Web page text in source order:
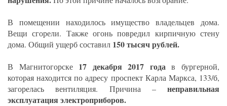
В помещении находилось имущество владельцев дома.
Вещи сгорели. Также огонь повредил кирпичную стену
дома. Общий ущерб составил 150 тысяч рублей.
В Магнитогорске 17 декабря 2017 года в бургерной,
которая находится по адресу проспект Карла Маркса, 133/б,
загорелась вентиляция. Причина – неправильная
эксплуатация электроприборов.